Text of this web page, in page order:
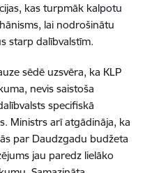
kas turpmāk kalpotu
lai nodrošinātu
starp dalībvalstīm.
sēdē uzsvēra, ka KLP
nevis saistoša
specifiskā
Ministrs arī atgādināja, ka
par Daudzgadu budžeta
jau paredz lielāko